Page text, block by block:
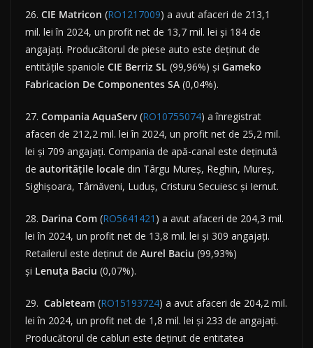
26. CIE Matricon (RO1217009) a avut afaceri de 213,1
mil. lei în 2024, un profit net de 13,7 mil. lei și 184 de
angajați. Producătorul de piese auto este deținut de
entitățile spaniole CIE Berriz SL (99,96%) și Gameko
Fabricacion De Componentes SA (0,04%).
27. Compania AquaServ(RO10755074) a înregistrat
afaceri de 212,2 mil. lei în 2024, un profit net de 25,2 mil.
lei și 709 angajați. Compania de apă-canal este deținută
de autoritățile locale din Târgu Mureș, Reghin, Mureș,
Sighișoara, Târnăveni, Luduș, Cristuru Secuiesc și Iernut.
28. Darina Com (RO5641421 ) a avut afaceri de 204,3 mil.
lei în 2024, un profit net de 13,8 mil. lei și 309 angajați.
Retailerul este deținut de Aurel Baciu (99,93%)
și Lenuța Baciu (0,07%).
29. Cableteam (RO15193724) a avut afaceri de 204,2 mil.
lei în 2024, un profit net de 1,8 mil. lei și 233 de angajați.
Producătorul de cabluri este deținut de entitatea